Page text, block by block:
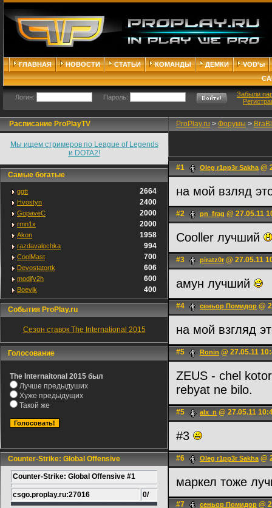
ГЛАВНАЯ НОВОСТИ СТАТЬИ КОМАНДЫ ДЕМКИ
VOD'ы
Логин: Пароль:
Забыли
Расписание ProPlayTV
Мы ищем стримеров по League of Legends
и DOTA2!
Самые богатые
ggtt 2664
Hvostyn 2400
GopaveC 2000
rmn1x 2000
Akon 1958
razdavalochka 994
CoolMast 700
Devostatortk 606
modify2h 600
Boevik 400
События ProPlay.ru
Сезон ставок The International 2015
Голосование
The Internaitonal 2015 был
Лучше предыдуших
Хуже предыдущих
Такой же
Counter-Strike: Global Offensive
Counter-Strike: Global Offensive #1
csgo.proplay.ru:27016 0/
ProPlay.ru > Форумы >
#1 Oleg r1pp3r Sakha@
на мой взляд
#2 pn_frag @ 27.05.11
Cooller лучший
#3 piratz0r @ 27.05.11
амун лучший
#4 сеньoр Помидор @
на мой взгляд
#5 Ronin @ 27.05.11
ZEUS - chel
rebyat ne bilo.
#5 alx_n @ 27.05.11
#3
#6 Oleg r1pp3r Sakha@
маркел тоже
#7 сеньoр Помидор @